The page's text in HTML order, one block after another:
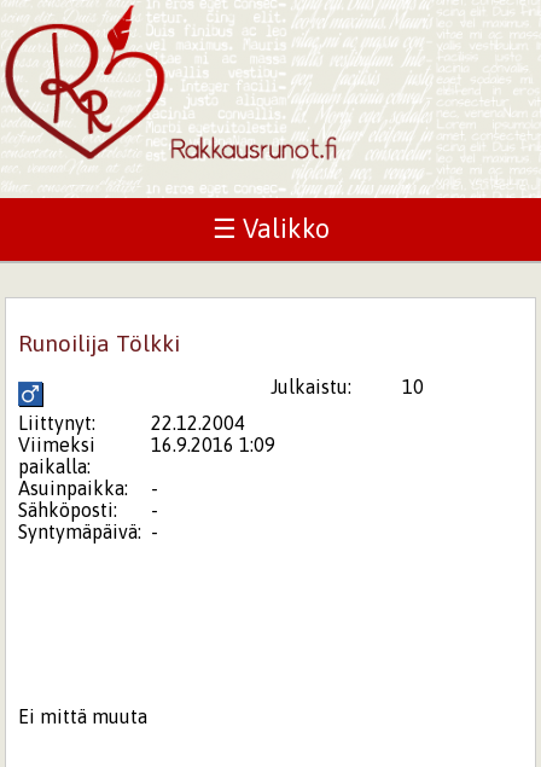
☰ Valikko
Runoilija Tölkki
Julkaistu:
10
Liittynyt:
22.12.2004
Viimeksi
paikalla:
16.9.2016 1:09
Asuinpaikka:
-
Sähköposti:
-
Syntymäpäivä: -
Ei mittä muuta